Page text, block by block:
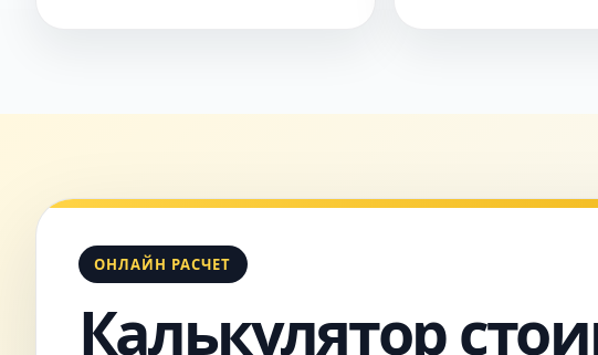
ОНЛАЙН РАСЧЕТ
Калькулятор